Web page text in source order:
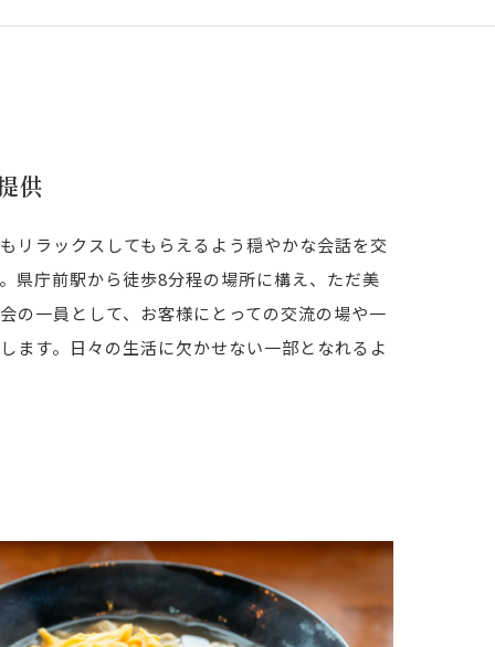
供
リラックスしてもらえるよう穏やかな会話を交
県庁前駅から徒歩8分程の場所に構え、ただ美
の一員として、お客様にとっての交流の場や一
ます。日々の生活に欠かせない一部となれるよ